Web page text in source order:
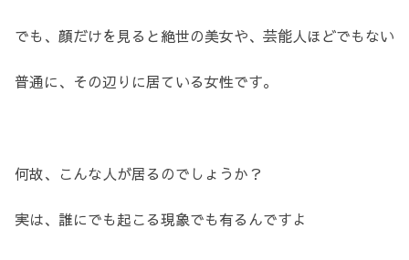
でも、顔だけを見ると絶世の美女や、芸能人ほどでもない
普通に、その辺りに居ている女性です。
何故、こんな人が居るのでしょうか？
実は、誰にでも起こる現象でも有るんですよ